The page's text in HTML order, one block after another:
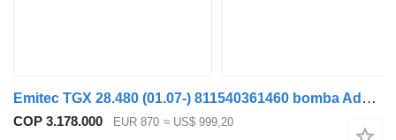
Emitec TGX 28.480 (01.07-) 811540361460 bomba AdBlue para MAN TGL, TGM, TGS, TGX (2005-2021) camión
COP 3.178.000 EUR 870 ≈ US$ 999,20